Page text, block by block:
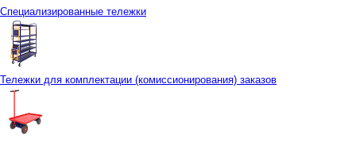
Специализированные тележки
Тележки для комплектации (комиссионирования) заказов